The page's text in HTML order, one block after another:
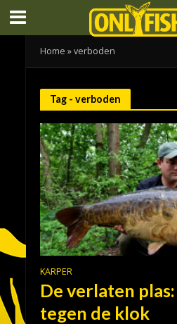
Home »verboden
Tag - verboden
KARPER
De verlaten
tegen de klok